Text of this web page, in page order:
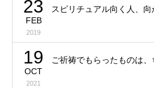
23
FEB
2019
スピリチュアル向く人、向
19
OCT
2021
ご祈祷でもらったものは